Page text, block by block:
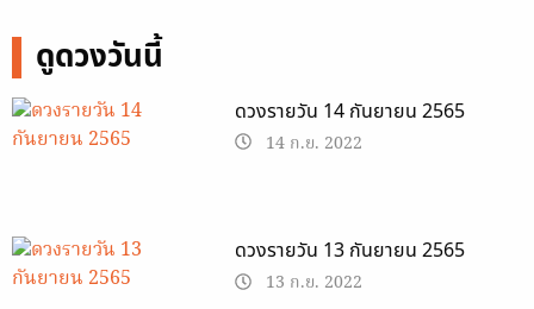
ดูดวงวันนี้
ดวงรายวัน 14 กันยายน 2565
14 ก.ย. 2022
ดวงรายวัน 13 กันยายน 2565
13 ก.ย. 2022